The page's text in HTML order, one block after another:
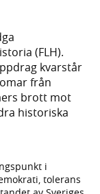
(FLH).
kvarstår
från
brott mot
historiska
i
tolerans